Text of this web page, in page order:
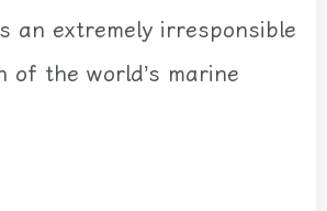
an extremely irresponsible
of the world’s marine